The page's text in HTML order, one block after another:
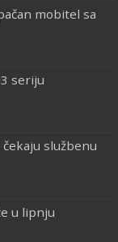
mobitel sa
seriju
službenu
u lipnju